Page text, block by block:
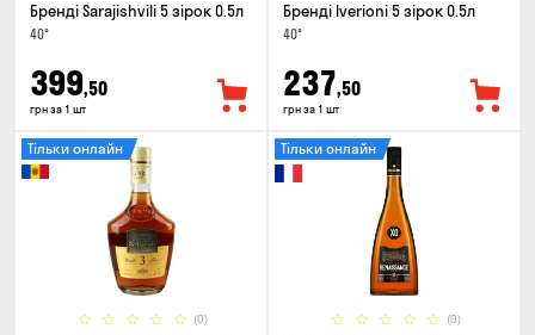
Бренді Sarajishvili 5 зірок 0.5л
40°
399,50
грн за 1 шт
Бренді Iverioni 5 зірок 0.5л
40°
237,50
грн за 1 шт
(0)
Тільки онлайн
(0)
Тільки онлайн